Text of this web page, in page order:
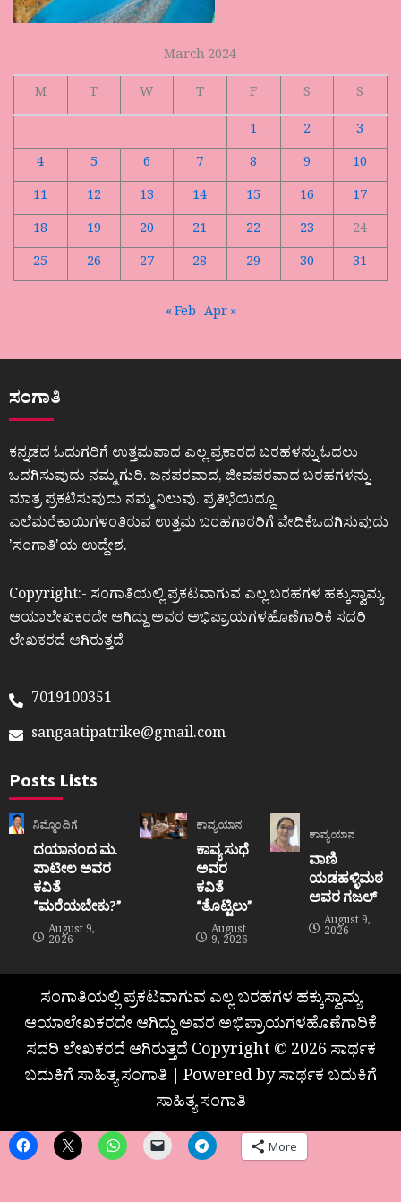
March 2024
M
T W T F S
S
1
2
3
4
5 6 7 8 9
10
11
12 13 14 15 16
17
18
19 20 21 22 23
24
25
26 27 28 29 30 31
« Feb Apr »
ಸಂಗಾತಿ
ಕನ್ನಡದ ಓದುಗರಿಗೆ ಉತ್ತಮವಾದ ಎಲ್ಲ ಪ್ರಕಾರದ ಬರಹಳನ್ನು ಓದಲು
ಒದಗಿಸುವುದು ನಮ್ಮ ಗುರಿ. ಜನಪರವಾದ, ಜೀವಪರವಾದ ಬರಹಗಳನ್ನು
ಮಾತ್ರ ಪ್ರಕಟಿಸುವುದು ನಮ್ಮ ನಿಲುವು. ಪ್ರತಿಭೆಯಿದ್ದೂ
ಎಲೆಮರೆಕಾಯಿಗಳಂತಿರುವ ಉತ್ತಮ ಬರಹಗಾರರಿಗೆ ವೇದಿಕೆಒದಗಿಸುವುದು
ʼಸಂಗಾತಿʼಯ ಉದ್ದೇಶ.
Copyright:- ಸಂಗಾತಿಯಲ್ಲಿ ಪ್ರಕಟವಾಗುವ ಎಲ್ಲ ಬರಹಗಳ ಹಕ್ಕುಸ್ವಾಮ್ಯ
ಆಯಾಲೇಖಕರದೇ ಆಗಿದ್ದು ಅವರ ಅಭಿಪ್ರಾಯಗಳಹೊಣೆಗಾರಿಕೆ ಸದರಿ
ಲೇಖಕರದೆ ಆಗಿರುತ್ತದೆ
7019100351
sangaatipatrike@gmail.com
Posts Lists
ನಿಮ್ಮೊಂದಿಗೆ
ದಯಾನಂದ ಮ.
ಪಾಟೀಲ ಅವರ
ಕವಿತೆ
“ಮರೆಯಬೇಕು?”
August 9,
2026
ಕಾವ್ಯಯಾನ
ಕಾವ್ಯ ಸುಧೆ
ಅವರ
ಕವಿತೆ
“ತೊಟ್ಟಿಲು”
August
9, 2026
ಕಾವ್ಯಯಾನ
ವಾಣಿ
ಯಡಹಳ್ಳಿಮಠ
ಅವರ ಗಜಲ್
August 9,
2026
ಸಂಗಾತಿಯಲ್ಲಿ ಪ್ರಕಟವಾಗುವ ಎಲ್ಲ ಬರಹಗಳ ಹಕ್ಕುಸ್ವಾಮ್ಯ
ಆಯಾಲೇಖಕರದೇ ಆಗಿದ್ದು ಅವರ ಅಭಿಪ್ರಾಯಗಳಹೊಣೆಗಾರಿಕೆ
ಸದರಿ ಲೇಖಕರದೆ ಆಗಿರುತ್ತದೆ Copyright © 2026 ಸಾರ್ಥಕ
ಬದುಕಿಗೆ ಸಾಹಿತ್ಯ ಸಂಗಾತಿ | Powered by ಸಾರ್ಥಕ ಬದುಕಿಗೆ
ಸಾಹಿತ್ಯ ಸಂಗಾತಿ
More